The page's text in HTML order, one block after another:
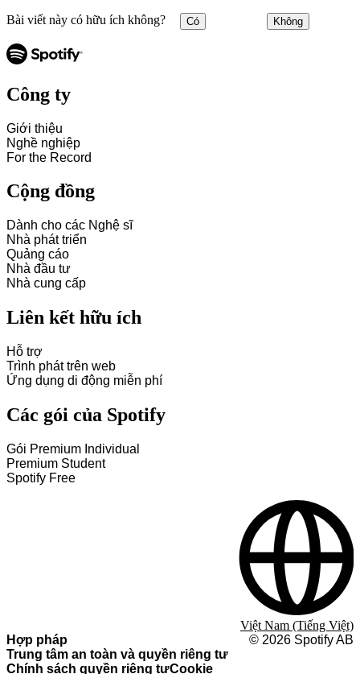
Bài viết này có hữu ích không? Có Không
Công ty
Giới thiệu
Nghề nghiệp
For the Record
Cộng đồng
Dành cho các Nghệ sĩ
Nhà phát triển
Quảng cáo
Nhà đầu tư
Nhà cung cấp
Liên kết hữu ích
Hỗ trợ
Trình phát trên web
Ứng dụng di động miễn phí
Các gói của Spotify
Gói Premium Individual
Premium Student
Spotify Free
Hợp pháp
Trung tâm an toàn và quyền riêng tư
Chính sách quyền riêng tưCookie
© 2026 Spotify AB
Việt Nam (Tiếng Việt)